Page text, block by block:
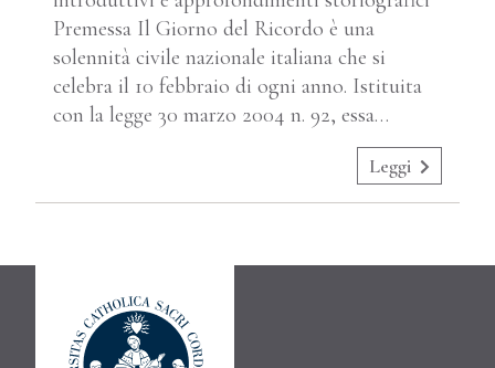
Premessa Il Giorno del Ricordo è una
solennità civile nazionale italiana che si
celebra il 10 febbraio di ogni anno. Istituita
con la legge 30 marzo 2004 n. 92, essa…
Leggi